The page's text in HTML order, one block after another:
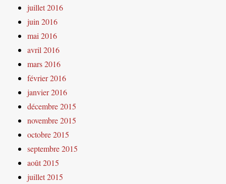
juillet 2016
juin 2016
mai 2016
avril 2016
mars 2016
février 2016
janvier 2016
décembre 2015
novembre 2015
octobre 2015
septembre 2015
août 2015
juillet 2015